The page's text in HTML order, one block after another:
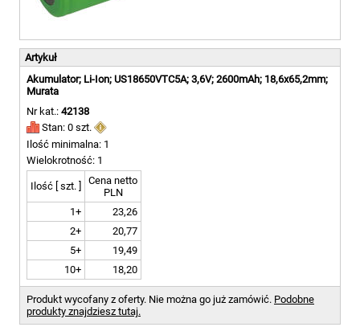
Artykuł
Akumulator; Li-Ion; US18650VTC5A; 3,6V; 2600mAh; 18,6x65,2mm;
Murata
Nr kat.: 42138
Stan: 0 szt.
Ilość minimalna: 1
Wielokrotność: 1
Ilość [ szt. ]
Cena netto
PLN
1+
23,26
2+
20,77
5+
19,49
10+
18,20
Produkt wycofany z oferty. Nie można go już zamówić. Podobne
produkty znajdziesz tutaj.